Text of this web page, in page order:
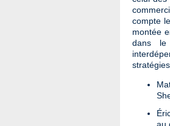
compte
montée
dans le